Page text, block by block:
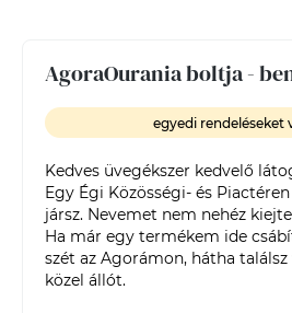
AgoraOurania boltja -
egyedi rendeléseket
Kedves üvegékszer kedvelő
Egy Égi Közösségi- és
jársz. Nevemet nem nehéz
Ha már egy termékem ide
szét az Agorámon, hátha
közel állót.